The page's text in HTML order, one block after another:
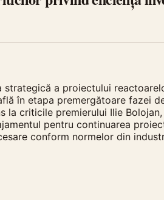
a proiectului
în etapa premergătoare fazei
criticile premierului Ilie
pentru continuarea
conform normelor din